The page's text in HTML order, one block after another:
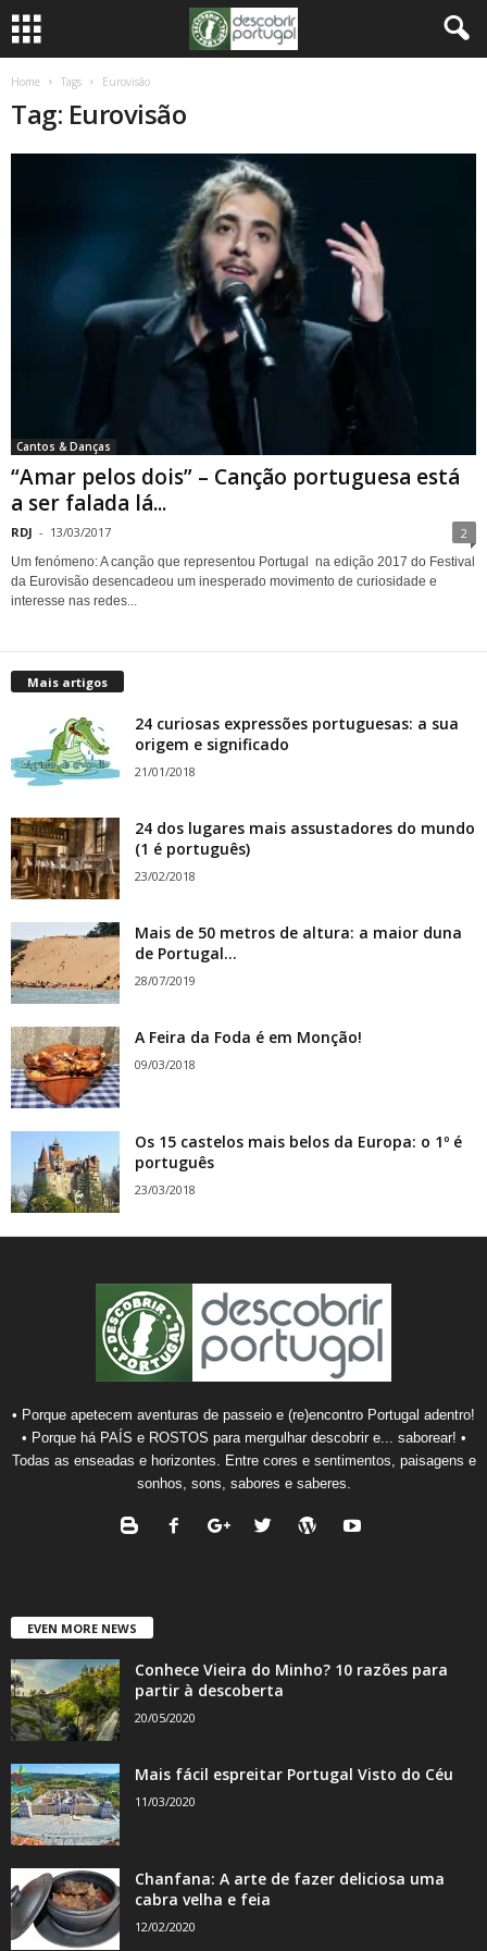
Home Tags Eurovisão
Tag: Eurovisão
Cantos & Danças
“Amar pelos dois” – Canção portuguesa está
a ser falada lá...
RDJ - 13/03/2017 2
Um fenómeno: A canção que representou Portugal na edição 2017 do Festival
da Eurovisão desencadeou um inesperado movimento de curiosidade e
interesse nas redes...
Mais artigos
24 curiosas expressões portuguesas: a sua
origem e significado
21/01/2018
24 dos lugares mais assustadores do mundo
(1 é português)
23/02/2018
Mais de 50 metros de altura: a maior duna
de Portugal...
28/07/2019
A Feira da Foda é em Monção!
09/03/2018
Os 15 castelos mais belos da Europa: o 1º é
português
23/03/2018
• Porque apetecem aventuras de passeio e (re)encontro Portugal adentro!
• Porque há PAÍS e ROSTOS para mergulhar descobrir e... saborear! •
Todas as enseadas e horizontes. Entre cores e sentimentos, paisagens e
sonhos, sons, sabores e saberes.
EVEN MORE NEWS
Conhece Vieira do Minho? 10 razões para
partir à descoberta
20/05/2020
Mais fácil espreitar Portugal Visto do Céu
11/03/2020
Chanfana: A arte de fazer deliciosa uma
cabra velha e feia
12/02/2020